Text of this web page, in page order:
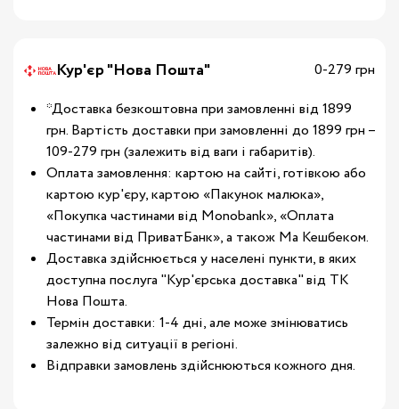
Кур'єр "Нова Пошта"
0-279 грн
*Доставка безкоштовна при замовленні від 1899
грн. Вартість доставки при замовленні до 1899 грн –
109-279 грн (залежить від ваги і габаритів).
Оплата замовлення: картою на сайті, готівкою або
картою кур'єру, картою «Пакунок малюка»,
«Покупка частинами від Monobank», «Оплата
частинами від ПриватБанк», а також Ма Кешбеком.
Доставка здійснюється у населені пункти, в яких
доступна послуга "Кур'єрська доставка" від ТК
Нова Пошта.
Термін доставки: 1-4 дні, але може змінюватись
залежно від ситуації в регіоні.
Відправки замовлень здійснюються кожного дня.